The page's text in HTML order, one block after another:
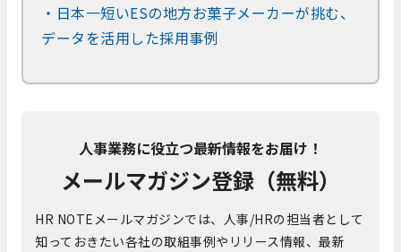
・日本一短いESの地方お菓子メーカーが挑む、
データを活用した採用事例
人事業務に役立つ最新情報をお届け！
メールマガジン登録（無料）
HR NOTEメールマガジンでは、人事/HRの担当者として
知っておきたい各社の取組事例やリリース情報、最新